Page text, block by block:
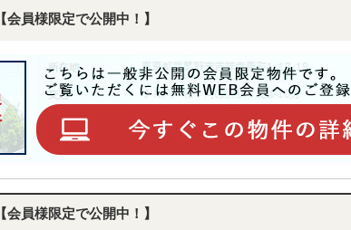
【会員様限定で公開中！】
【会員様限定で公開中！】